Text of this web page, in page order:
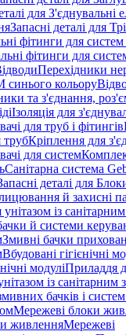
для З'єднувальні
Запасні деталі для
фітинги для
фітинги для
Перехідники
синього кольору
та з'єднання,
Ізоляція для
для труб і фітингів
трубКріплення для
для систем
Санітарна система
деталі для
й захисні
із
й системи
Змивні бачки
Вбудовані гігієнічні
модуліПриладдя
із санітарним
бачків і
Мережеві блоки
живленняМережеві